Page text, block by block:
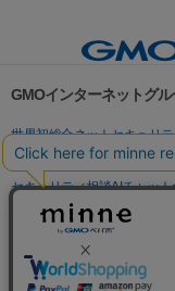
GMOインターネットグ
世界初総合ネットセキュリ
パスワード漏洩診断
セキュリティ相談AIチャット
実在証明・盗聴対策
サイバー攻撃対策（GMO